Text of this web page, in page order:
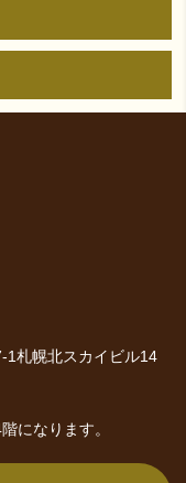
1札幌北スカイビル14
になります。